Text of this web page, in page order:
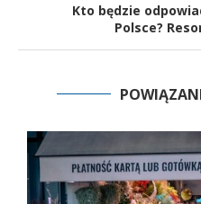
Kto będzie
Polsce?